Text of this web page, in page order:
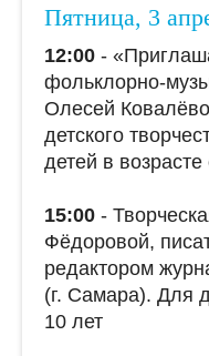
Пятница, 3
12:00 -
фольклорно-
Олесей
детского
детей в
15:00 -
Фёдоровой,
редактором
(г. Самара). Для
10 лет